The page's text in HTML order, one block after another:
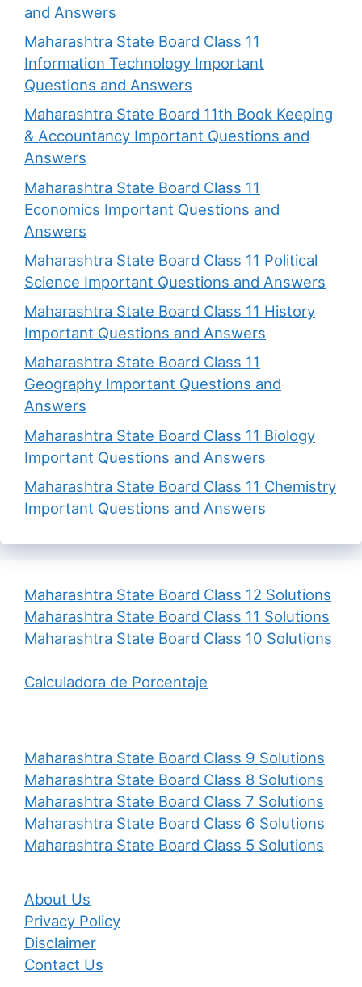
and Answers
Maharashtra State Board Class 11
Information Technology Important
Questions and Answers
Maharashtra State Board 11th Book Keeping
& Accountancy Important Questions and
Answers
Maharashtra State Board Class 11
Economics Important Questions and
Answers
Maharashtra State Board Class 11 Political
Science Important Questions and Answers
Maharashtra State Board Class 11 History
Important Questions and Answers
Maharashtra State Board Class 11
Geography Important Questions and
Answers
Maharashtra State Board Class 11 Biology
Important Questions and Answers
Maharashtra State Board Class 11 Chemistry
Important Questions and Answers
Maharashtra State Board Class 12 Solutions
Maharashtra State Board Class 11 Solutions
Maharashtra State Board Class 10 Solutions
Calculadora de Porcentaje
Maharashtra State Board Class 9 Solutions
Maharashtra State Board Class 8 Solutions
Maharashtra State Board Class 7 Solutions
Maharashtra State Board Class 6 Solutions
Maharashtra State Board Class 5 Solutions
About Us
Privacy Policy
Disclaimer
Contact Us